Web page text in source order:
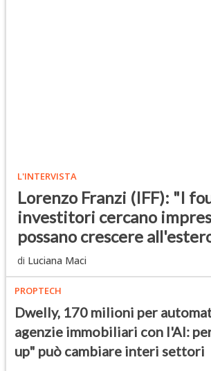
L'INTERVISTA
Lorenzo Franzi (IFF): "I
investitori cercano
possano crescere
di Luciana Maci
PROPTECH
Dwelly, 170 milioni per
agenzie immobiliari con l'AI:
up" può cambiare interi settori